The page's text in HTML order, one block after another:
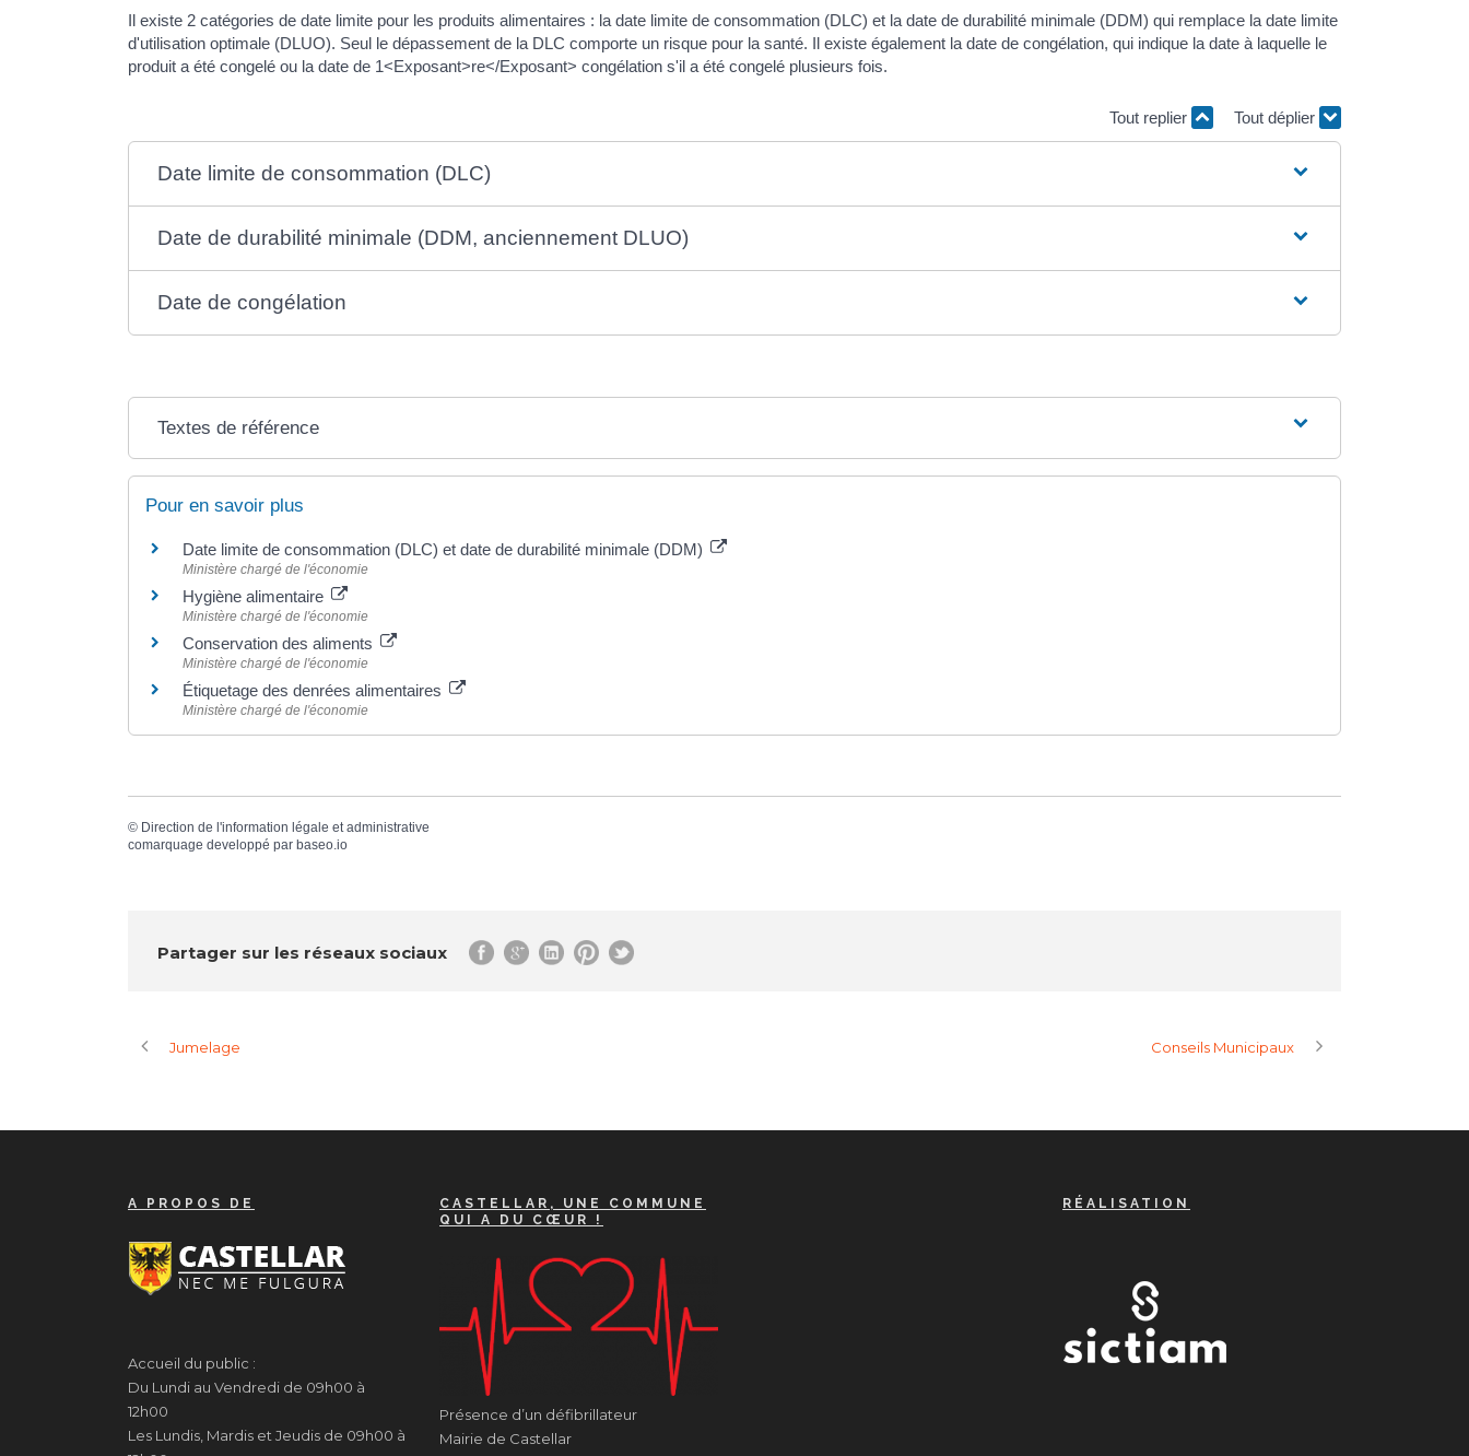
Il existe 2 catégories de date limite pour les produits alimentaires : la date limite de consommation (DLC) et la date de durabilité minimale (DDM) qui remplace la date limite
d'utilisation optimale (DLUO). Seul le dépassement de la DLC comporte un risque pour la santé. Il existe également la date de congélation, qui indique la date à laquelle le
produit a été congelé ou la date de 1<Exposant>re</Exposant> congélation s'il a été congelé plusieurs fois.
Tout replier Tout déplier
Date limite de consommation (DLC)
Date de durabilité minimale (DDM, anciennement DLUO)
Date de congélation
Textes de référence
Pour en savoir plus
Date limite de consommation (DLC) et date de durabilité minimale (DDM)
Ministère chargé de l'économie
Hygiène alimentaire
Ministère chargé de l'économie
Conservation des aliments
Ministère chargé de l'économie
Étiquetage des denrées alimentaires
Ministère chargé de l'économie
© Direction de l'information légale et administrative
comarquage developpé par baseo.io
Partager sur les réseaux sociaux
Jumelage Conseils Municipaux
A PROPOS DE
Accueil du public :
Du Lundi au Vendredi de 09h00 à
12h00
Les Lundis, Mardis et Jeudis de 09h00 à
CASTELLAR, UNE COMMUNE
QUI A DU CŒUR !
Présence d’un défibrillateur
Mairie de Castellar
RÉALISATION